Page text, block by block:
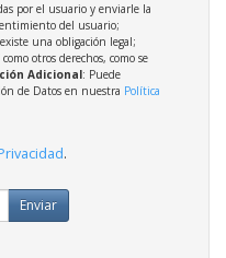
por el usuario y enviarle la
del usuario;
una obligación legal;
otros derechos, como se
Adicional: Puede
de Datos en nuestra Política
.
Enviar